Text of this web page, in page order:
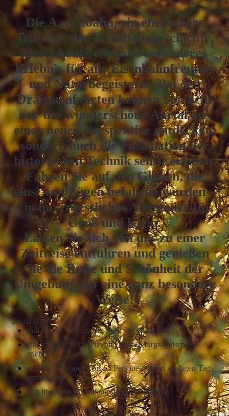
Die Aartalbahn, ein ehemaliges
Teilstück der Eisenbahngeschichte,
bietet heute ein ganz besonderes
Erlebnis für alle Eisenbahnfreunde
und Naturbegeisterte. Bei den
Draisinenfahrten können Sie nicht
nur das wunderschöne Aartal aus
einer neuen Perspektive entdecken,
sondern auch die Faszination der
historischen Technik selbst erleben.
Fahren Sie auf den Gleisen, die
einst von Zügen befahren wurden –
ein unvergessliches Abenteuer für
Groß und Klein.
Lassen Sie sich von uns zu einer
Zeitreise entführen und genießen
Sie die Ruhe und Schönheit der
Umgebung auf eine ganz besondere
Weise!
Sie möchten
sich frische Luft um die Nase wehen lassen?
eine landschaftlich reizvolle Mittelgebirgslandschaft
erleben?
mit einer Gruppe (6 bis 65 Personen) einen spaßigen Tag
verbringen?
sich in geringem Umfang sportlich betätigen?